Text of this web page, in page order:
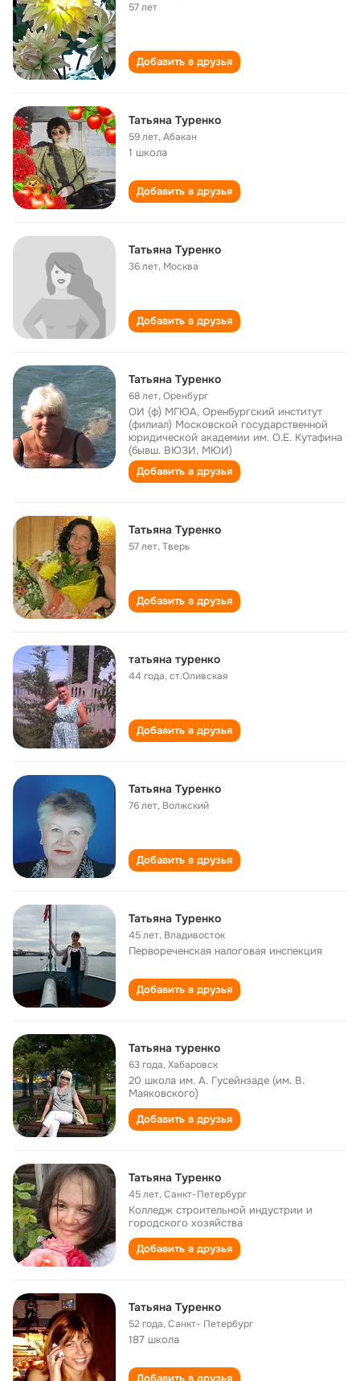
57 лет
Добавить в друзья
Татьяна Туренко
59 лет,Абакан
1 школа
Добавить в друзья
Татьяна Туренко
36 лет, Москва
Добавить в друзья
Татьяна Туренко
68 лет,Оренбург
ОИ (ф) МГЮА, Оренбургский институт
(филиал) Московской государственной
юридической академии им. О.Е. Кутафина
(бывш. ВЮЗИ, МЮИ)
Добавить в друзья
Татьяна Туренко
57 лет,Тверь
Добавить в друзья
татьяна туренко
44 года,ст.Оливская
Добавить в друзья
Татьяна Туренко
76 лет, Волжский
Добавить в друзья
Татьяна Туренко
45 лет, Владивосток
Первореченская налоговая инспекция
Добавить в друзья
Татьяна туренко
63 года,Хабаровск
20 школа им. А. Гусейнзаде (им. В.
Маяковского)
Добавить в друзья
Татьяна Туренко
45 лет,Санкт-Петербург
Колледж строительной индустрии и
городского хозяйства
Добавить в друзья
Татьяна Туренко
52 года,Санкт- Петербург
187 школа
Добавить в друзья